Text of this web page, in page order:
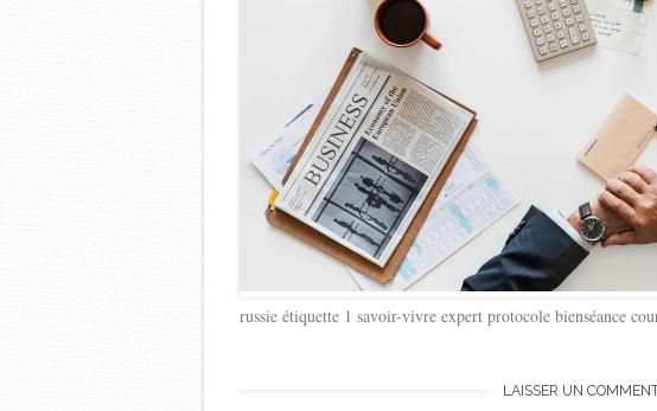
russie étiquette 1 savoir-vivre expert protocole bienséance
LAISSER UN